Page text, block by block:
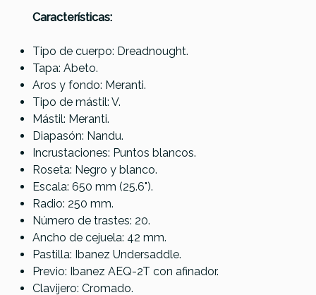
Características:
Tipo de cuerpo: Dreadnought.
Tapa: Abeto.
Aros y fondo: Meranti.
Tipo de mástil: V.
Mástil: Meranti.
Diapasón: Nandu.
Incrustaciones: Puntos blancos.
Roseta: Negro y blanco.
Escala: 650 mm (25.6").
Radio: 250 mm.
Número de trastes: 20.
Ancho de cejuela: 42 mm.
Pastilla: Ibanez Undersaddle.
Previo: Ibanez AEQ-2T con afinador.
Clavijero: Cromado.
ReferenciaGUITACEIBA077